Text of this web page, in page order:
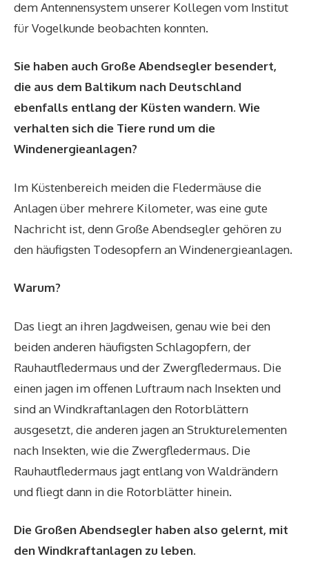
dem Antennensystem unserer Kollegen vom Institut
für Vogelkunde beobachten konnten.
Sie haben auch Große Abendsegler besendert,
die aus dem Baltikum nach Deutschland
ebenfalls entlang der Küsten wandern. Wie
verhalten sich die Tiere rund um die
Windenergieanlagen?
Im Küstenbereich meiden die Fledermäuse die
Anlagen über mehrere Kilometer, was eine gute
Nachricht ist, denn Große Abendsegler gehören zu
den häufigsten Todesopfern an Windenergieanlagen.
Warum?
Das liegt an ihren Jagdweisen, genau wie bei den
beiden anderen häufigsten Schlagopfern, der
Rauhautfledermaus und der Zwergfledermaus. Die
einen jagen im offenen Luftraum nach Insekten und
sind an Windkraftanlagen den Rotorblättern
ausgesetzt, die anderen jagen an Strukturelementen
nach Insekten, wie die Zwergfledermaus. Die
Rauhautfledermaus jagt entlang von Waldrändern
und fliegt dann in die Rotorblätter hinein.
Die Großen Abendsegler haben also gelernt, mit
den Windkraftanlagen zu leben.